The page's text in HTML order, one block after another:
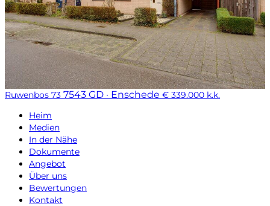
Ruwenbos 73 7543 GD · Enschede € 339.000 k.k.
Heim
Medien
In der Nähe
Dokumente
Angebot
Über uns
Bewertungen
Kontakt